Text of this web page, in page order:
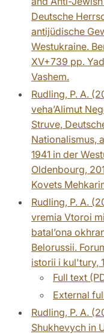
Deutsche
antijüdische
Westukraine.
XV+739 pp.
Vashem.
Rudling, P. A.
veha’Alimut
Struve,
Nationalismus,
1941 in der
Oldenbourg,
Kovets
Rudling, P. A.
vremia Vtoroi
batal’ona
Belorussii.
istorii i kul'tury,
Full text
External
Rudling, P. A.
Shukhevych in